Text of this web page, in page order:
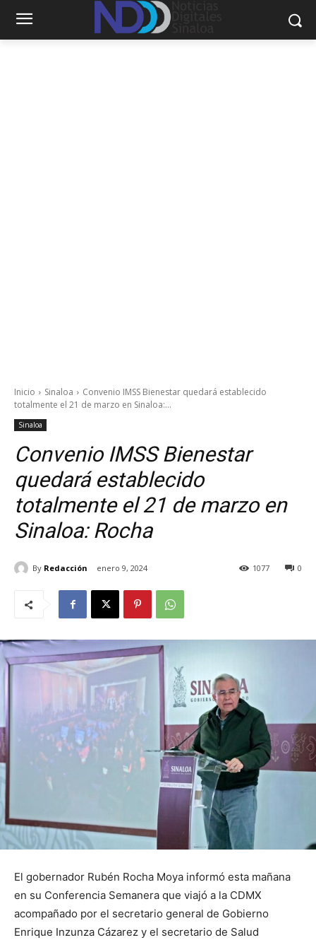
Inicio Sinaloa
Convenio IMSS Bienestar quedará establecido
totalmente el 21 de marzo en Sinaloa:...
Sinaloa
Convenio IMSS Bienestar
quedará establecido
totalmente el 21 de marzo en
Sinaloa: Rocha
By Redacción enero 9, 2024 0
1077
El gobernador Rubén Rocha Moya informó esta mañana
en su Conferencia Semanera que viajó a la CDMX
acompañado por el secretario general de Gobierno
Enrique Inzunza Cázarez y el secretario de Salud